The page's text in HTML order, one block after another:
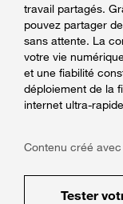
travail partagés.
pouvez partager
sans attente. La
votre vie
et une fiabilité
déploiement de la
internet ultra-
Contenu créé avec
Tester